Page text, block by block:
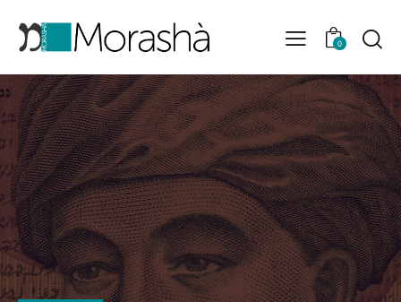
0